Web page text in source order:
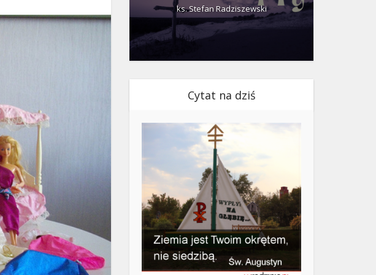
ks. Stefan Radziszewski
Cytat na dziś